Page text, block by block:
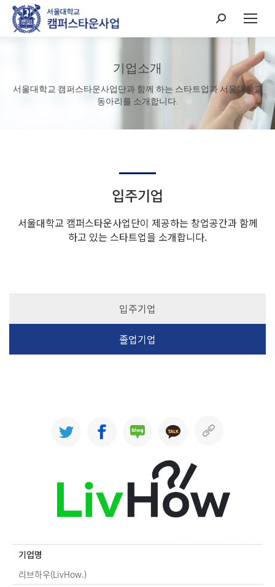
Search:
기업소개
서울대학교 캠퍼스타운사업단과 함께 하는 스타트업과 서울대학교
동아리를 소개합니다.
입주기업
서울대학교 캠퍼스타운사업단이 제공하는 창업공간과 함께
하고 있는 스타트업을 소개합니다.
입주기업
졸업기업
기업명
리브하우(LivHow.)